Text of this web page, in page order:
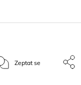
Zeptat se